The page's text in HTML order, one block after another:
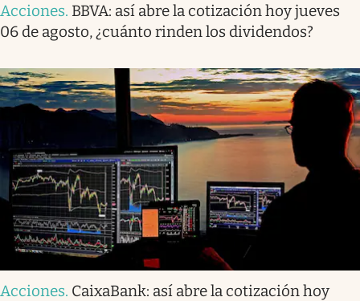
Acciones. BBVA: así abre la cotización hoy jueves
06 de agosto, ¿cuánto rinden los dividendos?
Acciones. CaixaBank: así abre la cotización hoy